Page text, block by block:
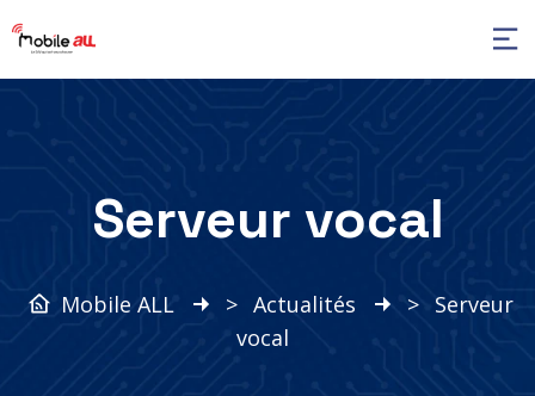
Serveur vocal
Mobile ALL > Actualités > Serveur
vocal